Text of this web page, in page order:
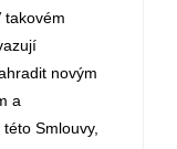
takovém
novým
a
Smlouvy,